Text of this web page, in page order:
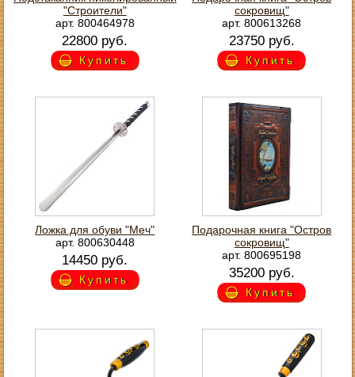
"Строители"
арт. 800464978
22800 руб.
Купить
сокровищ"
арт. 800613268
23750 руб.
Купить
Ложка для обуви "Меч"
арт. 800630448
14450 руб.
Купить
Подарочная книга "Остров
сокровищ"
арт. 800695198
35200 руб.
Купить